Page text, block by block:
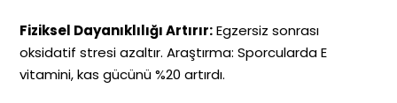
Fiziksel Dayanıklılığı Artırır:Egzersiz sonrası
oksidatif stresi azaltır. Araştırma: Sporcularda E
vitamini, kas gücünü %20 artırdı.